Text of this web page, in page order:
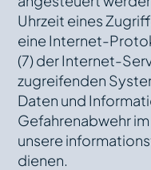
Uhrzeit eines
eine Internet-
(7) der Internet-
zugreifenden
Daten und
Gefahrenabwehr
unsere
dienen.